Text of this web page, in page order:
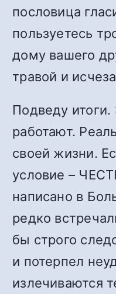
пословица
пользуетесь
дому вашего
травой и
Подведу
работают.
своей жизни.
условие –
написано в
редко
бы строго
и потерпел
излечиваются